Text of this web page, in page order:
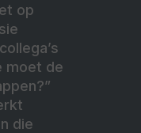
op
moet de
die